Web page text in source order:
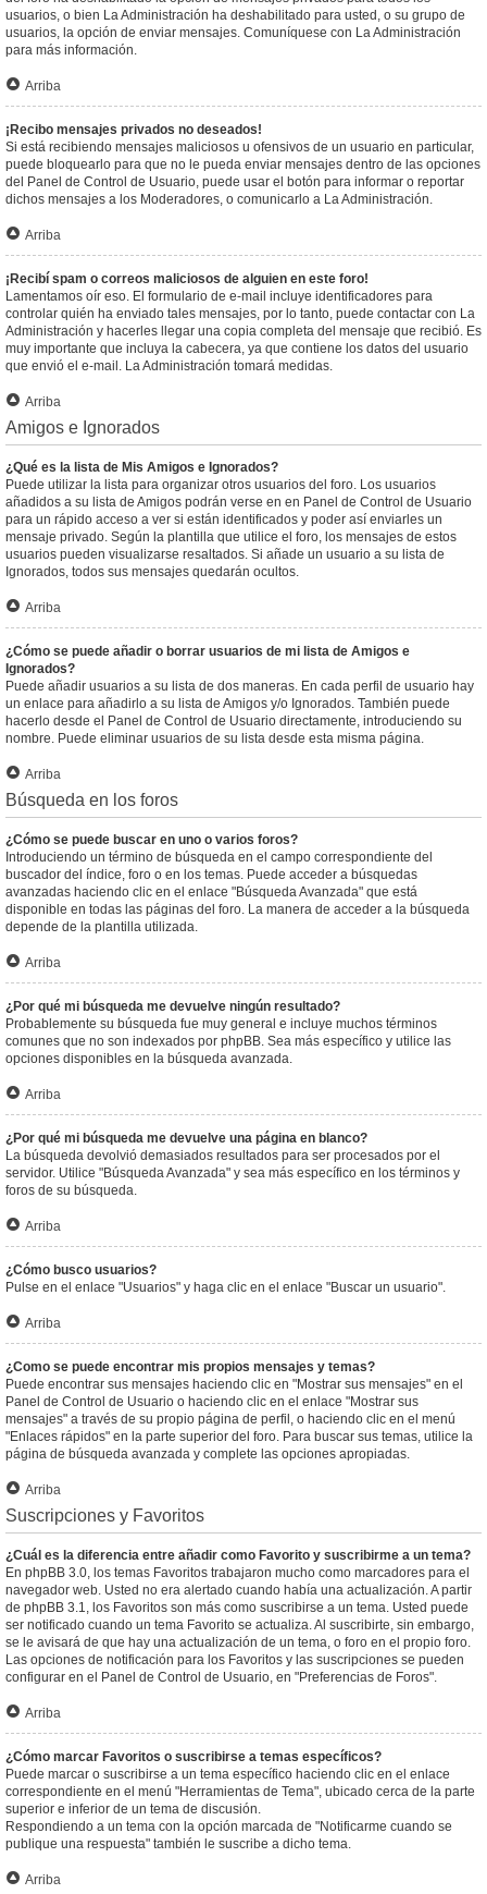
usuarios, o bien La Administración ha deshabilitado para usted, o su grupo de
usuarios, la opción de enviar mensajes. Comuníquese con La Administración
para más información.
Arriba
¡Recibo mensajes privados no deseados!
Si está recibiendo mensajes maliciosos u ofensivos de un usuario en particular,
puede bloquearlo para que no le pueda enviar mensajes dentro de las opciones
del Panel de Control de Usuario, puede usar el botón para informar o reportar
dichos mensajes a los Moderadores, o comunicarlo a La Administración.
Arriba
¡Recibí spam o correos maliciosos de alguien en este foro!
Lamentamos oír eso. El formulario de e-mail incluye identificadores para
controlar quién ha enviado tales mensajes, por lo tanto, puede contactar con La
Administración y hacerles llegar una copia completa del mensaje que recibió. Es
muy importante que incluya la cabecera, ya que contiene los datos del usuario
que envió el e-mail. La Administración tomará medidas.
Arriba
Amigos e Ignorados
¿Qué es la lista de Mis Amigos e Ignorados?
Puede utilizar la lista para organizar otros usuarios del foro. Los usuarios
añadidos a su lista de Amigos podrán verse en en Panel de Control de Usuario
para un rápido acceso a ver si están identificados y poder así enviarles un
mensaje privado. Según la plantilla que utilice el foro, los mensajes de estos
usuarios pueden visualizarse resaltados. Si añade un usuario a su lista de
Ignorados, todos sus mensajes quedarán ocultos.
Arriba
¿Cómo se puede añadir o borrar usuarios de mi lista de Amigos e
Ignorados?
Puede añadir usuarios a su lista de dos maneras. En cada perfil de usuario hay
un enlace para añadirlo a su lista de Amigos y/o Ignorados. También puede
hacerlo desde el Panel de Control de Usuario directamente, introduciendo su
nombre. Puede eliminar usuarios de su lista desde esta misma página.
Arriba
Búsqueda en los foros
¿Cómo se puede buscar en uno o varios foros?
Introduciendo un término de búsqueda en el campo correspondiente del
buscador del índice, foro o en los temas. Puede acceder a búsquedas
avanzadas haciendo clic en el enlace "Búsqueda Avanzada" que está
disponible en todas las páginas del foro. La manera de acceder a la búsqueda
depende de la plantilla utilizada.
Arriba
¿Por qué mi búsqueda me devuelve ningún resultado?
Probablemente su búsqueda fue muy general e incluye muchos términos
comunes que no son indexados por phpBB. Sea más específico y utilice las
opciones disponibles en la búsqueda avanzada.
Arriba
¿Por qué mi búsqueda me devuelve una página en blanco?
La búsqueda devolvió demasiados resultados para ser procesados por el
servidor. Utilice "Búsqueda Avanzada" y sea más específico en los términos y
foros de su búsqueda.
Arriba
¿Cómo busco usuarios?
Pulse en el enlace "Usuarios" y haga clic en el enlace "Buscar un usuario".
Arriba
¿Como se puede encontrar mis propios mensajes y temas?
Puede encontrar sus mensajes haciendo clic en "Mostrar sus mensajes" en el
Panel de Control de Usuario o haciendo clic en el enlace "Mostrar sus
mensajes" a través de su propio página de perfil, o haciendo clic en el menú
"Enlaces rápidos" en la parte superior del foro. Para buscar sus temas, utilice la
página de búsqueda avanzada y complete las opciones apropiadas.
Arriba
Suscripciones y Favoritos
¿Cuál es la diferencia entre añadir como Favorito y suscribirme a un tema?
En phpBB 3.0, los temas Favoritos trabajaron mucho como marcadores para el
navegador web. Usted no era alertado cuando había una actualización. A partir
de phpBB 3.1, los Favoritos son más como suscribirse a un tema. Usted puede
ser notificado cuando un tema Favorito se actualiza. Al suscribirte, sin embargo,
se le avisará de que hay una actualización de un tema, o foro en el propio foro.
Las opciones de notificación para los Favoritos y las suscripciones se pueden
configurar en el Panel de Control de Usuario, en "Preferencias de Foros".
Arriba
¿Cómo marcar Favoritos o suscribirse a temas específicos?
Puede marcar o suscribirse a un tema específico haciendo clic en el enlace
correspondiente en el menú "Herramientas de Tema", ubicado cerca de la parte
superior e inferior de un tema de discusión.
Respondiendo a un tema con la opción marcada de "Notificarme cuando se
publique una respuesta" también le suscribe a dicho tema.
Arriba